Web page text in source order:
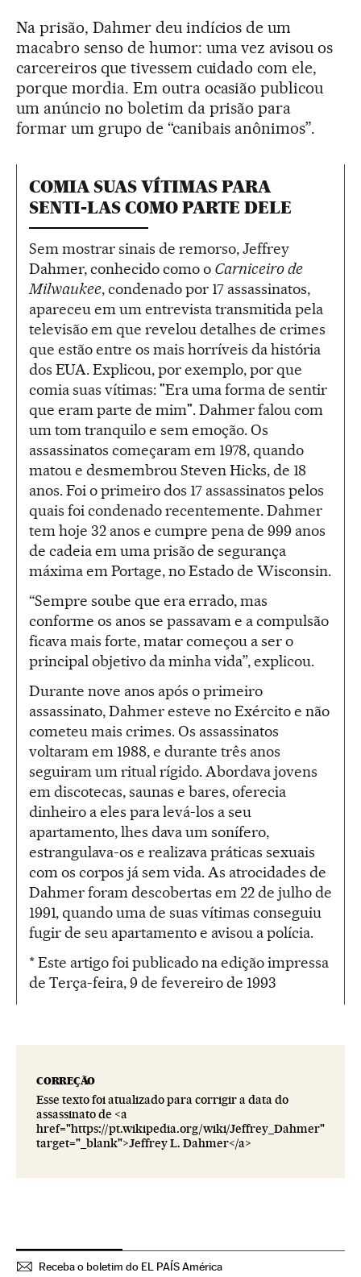
Na prisão, Dahmer deu indícios de um
macabro senso de humor: uma vez avisou os
carcereiros que tivessem cuidado com ele,
porque mordia. Em outra ocasião publicou
um anúncio no boletim da prisão para
formar um grupo de “canibais anônimos”.
COMIA SUAS VÍTIMAS PARA
SENTI-LAS COMO PARTE DELE
Sem mostrar sinais de remorso, Jeffrey
Dahmer, conhecido como o Carniceiro de
Milwaukee, condenado por 17 assassinatos,
apareceu em um entrevista transmitida pela
televisão em que revelou detalhes de crimes
que estão entre os mais horríveis da história
dos EUA. Explicou, por exemplo, por que
comia suas vítimas: "Era uma forma de sentir
que eram parte de mim". Dahmer falou com
um tom tranquilo e sem emoção. Os
assassinatos começaram em 1978, quando
matou e desmembrou Steven Hicks, de 18
anos. Foi o primeiro dos 17 assassinatos pelos
quais foi condenado recentemente. Dahmer
tem hoje 32 anos e cumpre pena de 999 anos
de cadeia em uma prisão de segurança
máxima em Portage, no Estado de Wisconsin.
“Sempre soube que era errado, mas
conforme os anos se passavam e a compulsão
ficava mais forte, matar começou a ser o
principal objetivo da minha vida”, explicou.
Durante nove anos após o primeiro
assassinato, Dahmer esteve no Exército e não
cometeu mais crimes. Os assassinatos
voltaram em 1988, e durante três anos
seguiram um ritual rígido. Abordava jovens
em discotecas, saunas e bares, oferecia
dinheiro a eles para levá-los a seu
apartamento, lhes dava um sonífero,
estrangulava-os e realizava práticas sexuais
com os corpos já sem vida. As atrocidades de
Dahmer foram descobertas em 22 de julho de
1991, quando uma de suas vítimas conseguiu
fugir de seu apartamento e avisou a polícia.
* Este artigo foi publicado na edição impressa
de Terça-feira, 9 de fevereiro de 1993
CORREÇÃO
Esse texto foi atualizado para corrigir a data do
assassinato de <a
href="https://pt.wikipedia.org/wiki/Jeffrey_Dahmer"
target="_blank">Jeffrey L. Dahmer</a>
Receba o boletim do EL PAÍS América